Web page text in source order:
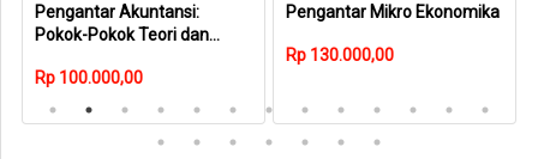
Pengantar Akuntansi:
Pokok-Pokok Teori dan
Rp 100.000,00
Pengantar Mikro Ekonomika
Rp 130.000,00